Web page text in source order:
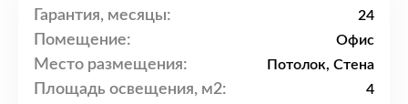
Гарантия, месяцы: 24
Помещение: Офис
Место размещения: Потолок, Стена
Площадь освещения, м2: 4